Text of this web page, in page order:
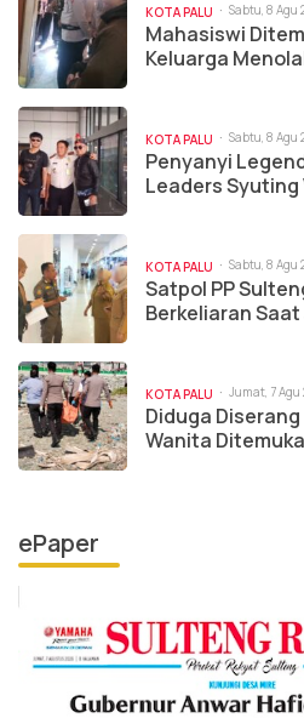
KOTA PALU Sabtu, 8 Agu
Mahasiswi
Keluarga
KOTA PALU Sabtu, 8 Agu
Penyanyi
Leaders Syuting
KOTA PALU Sabtu, 8 Agu
Satpol PP
Berkeliaran
KOTA PALU Jumat, 7 Agu
Diduga
Wanita
ePaper